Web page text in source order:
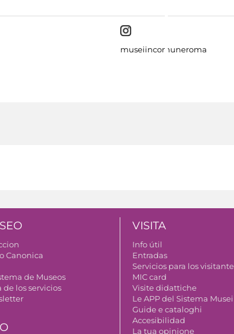
museiincomuneroma
Canonica
de Museos
de los servicios
VISITA
Info útil
Entradas
Servicios para los
MIC card
Visite didattiche
Le APP del Sistema Musei
Guide e cataloghi
Accesibilidad
La tua opinione